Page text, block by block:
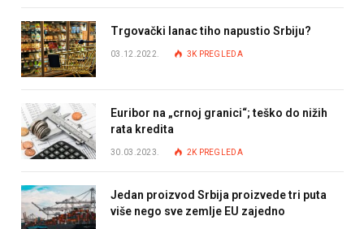
Trgovački lanac tiho napustio Srbiju?
03.12.2022. 3K PREGLEDA
Euribor na „crnoj granici“; teško do nižih
rata kredita
30.03.2023. 2K PREGLEDA
Jedan proizvod Srbija proizvede tri puta
više nego sve zemlje EU zajedno